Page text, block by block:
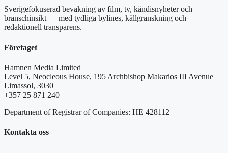
Sverigefokuserad bevakning av film, tv, kändisnyheter och
branschinsikt — med tydliga bylines, källgranskning och
redaktionell transparens.
Företaget
Hamnen Media Limited
Level 5, Neocleous House, 195 Archbishop Makarios III Avenue
Limassol, 3030
+357 25 871 240
Department of Registrar of Companies: HE 428112
Kontakta oss